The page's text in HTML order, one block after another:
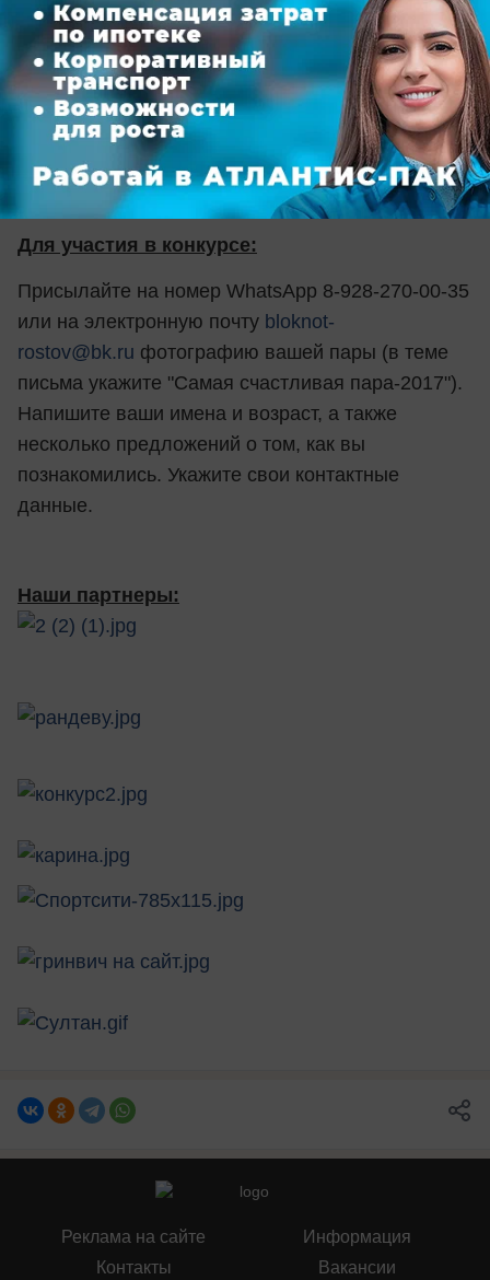
зоны"Greenwich-park".
4 место- СПА-день для двоих от СПА
центра"Султан СПА",
Десяти победителям конкурса «Самая
счастливая пара Ростова-2017» будут вручены
незабываемые романтические подарки.
Для участия в конкурсе:
Присылайте на номер WhatsApp 8-928-270-00-35
или на электронную почту bloknot-
rostov@bk.ru фотографию вашей пары (в теме
письма укажите "Самая счастливая пара-2017").
Напишите ваши имена и возраст, а также
несколько предложений о том, как вы
познакомились. Укажите свои контактные
данные.
Наши партнеры:
Реклама на сайте
Контакты
Информация
Вакансии